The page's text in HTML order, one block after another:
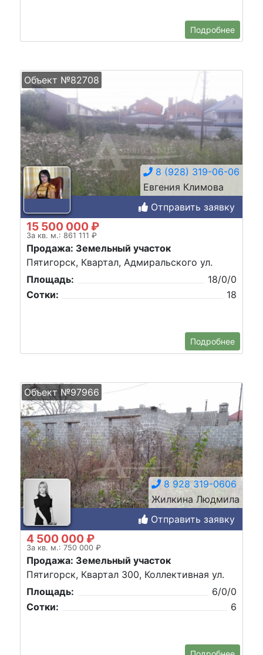
Подробнее
Объект №82708
8 (928) 319-06-06
Евгения Климова
Отправить заявку
15 500 000 ₽
За кв. м.: 861 111 ₽
Продажа: Земельный участок
Пятигорск, Квартал, Адмиральского ул.
Площадь:
18/0/0
Сотки:
18
Подробнее
Объект №97966
8 928 319-0606
Жилкина Людмила
Отправить заявку
4 500 000 ₽
За кв. м.: 750 000 ₽
Продажа: Земельный участок
Пятигорск, Квартал 300, Коллективная ул.
Площадь:
6/0/0
Сотки:
6